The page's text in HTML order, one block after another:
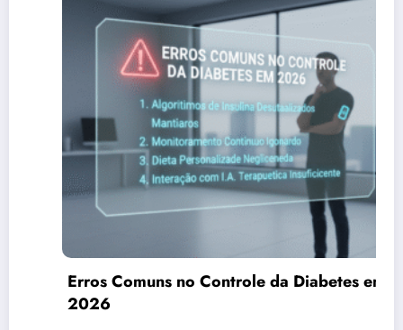
da Diabetes em
Chá de Canela: